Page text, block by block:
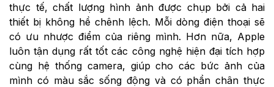
thực tế, chất lượng hình ảnh được chụp bởi cả hai
thiết bị không hề chênh lệch. Mỗi dòng điện thoại sẽ
có ưu nhược điểm của riêng mình. Hơn nữa, Apple
luôn tận dụng rất tốt các công nghệ hiện đại tích hợp
cùng hệ thống camera, giúp cho các bức ảnh của
mình có màu sắc sống động và có phần chân thực